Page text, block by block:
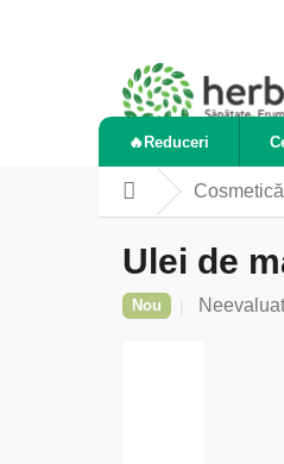
🔥Reduceri
Acasă
Ulei de
Nou
Evaluarea
Neevaluat